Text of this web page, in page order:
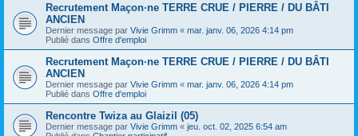
Recrutement Maçon·ne TERRE CRUE / PIERRE / DU BÂTI
ANCIEN
Dernier message par Vivie Grimm « mar. janv. 06, 2026 4:14 pm
Publié dans Offre d'emploi
Recrutement Maçon·ne TERRE CRUE / PIERRE / DU BÂTI
ANCIEN
Dernier message par Vivie Grimm « mar. janv. 06, 2026 4:14 pm
Publié dans Offre d'emploi
Rencontre Twiza au Glaizil (05)
Dernier message par Vivie Grimm « jeu. oct. 02, 2025 6:54 am